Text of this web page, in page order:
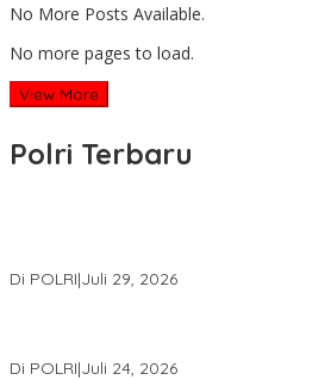
No More Posts Available.
No more pages to load.
View More
Polri Terbaru
Di POLRI|Juli 29, 2026
Di POLRI|Juli 24, 2026